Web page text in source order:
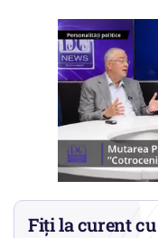
Fiți la curent